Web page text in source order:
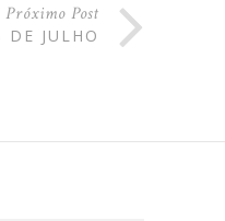
Próximo Post
DE JULHO